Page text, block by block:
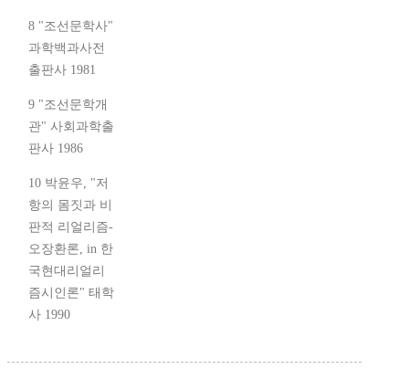
8 "조선문학사"
과학백과사전
출판사 1981
9 "조선문학개
관" 사회과학출
판사 1986
10 박윤우, "저
항의 몸짓과 비
판적 리얼리즘-
오장환론, in 한
국현대리얼리
즘시인론" 태학
사 1990